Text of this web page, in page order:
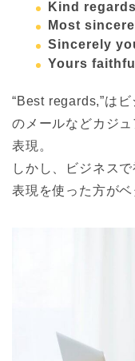
Kind
Most
Sincerely
Yours
“Best regards,”は
のメールなどカジ
表現。
しかし、ビジネス
表現を使った方がベ